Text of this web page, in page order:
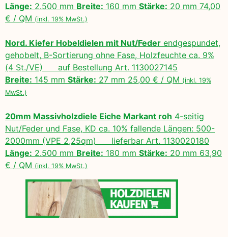
Länge: 2.500 mm Breite: 160 mm Stärke: 20 mm 74,00
€ / QM (inkl. 19% MwSt.)
Nord. Kiefer Hobeldielen mit Nut/Feder endgespundet,
gehobelt, B-Sortierung ohne Fase, Holzfeuchte ca. 9%
(4 St./VE) auf Bestellung Art. 1130027145
Breite: 145 mm Stärke: 27 mm 25,00 € / QM (inkl. 19%
MwSt.)
20mm Massivholzdiele Eiche Markant roh 4-seitig
Nut/Feder und Fase, KD ca. 10% fallende Längen: 500-
2000mm (VPE 2,25qm) lieferbar Art. 1130020180
Länge: 2.500 mm Breite: 180 mm Stärke: 20 mm 63,90
€ / QM (inkl. 19% MwSt.)